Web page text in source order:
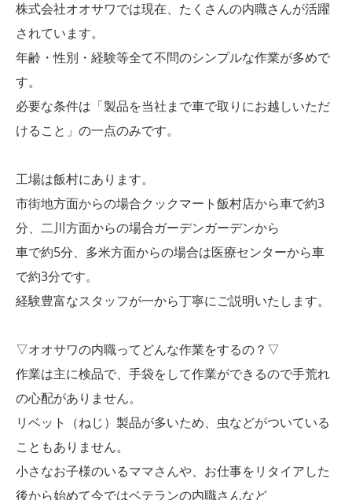
株式会社オオサワでは現在、たくさんの内職さんが活躍
されています。
年齢・性別・経験等全て不問のシンプルな作業が多めで
す。
必要な条件は「製品を当社まで車で取りにお越しいただ
けること」の一点のみです。
工場は飯村にあります。
市街地方面からの場合クックマート飯村店から車で約3
分、二川方面からの場合ガーデンガーデンから
車で約5分、多米方面からの場合は医療センターから車
で約3分です。
経験豊富なスタッフが一から丁寧にご説明いたします。
▽オオサワの内職ってどんな作業をするの？▽
作業は主に検品で、手袋をして作業ができるので手荒れ
の心配がありません。
リベット（ねじ）製品が多いため、虫などがついている
こともありません。
小さなお子様のいるママさんや、お仕事をリタイアした
後から始めて今ではベテランの内職さんなど